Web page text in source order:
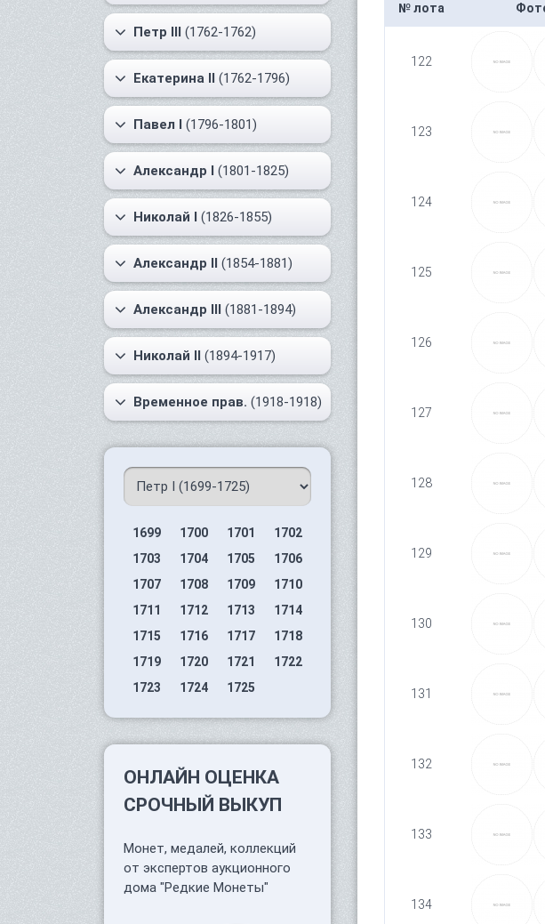
Петр III (1762-1762)
Екатерина II (1762-1796)
Павел I (1796-1801)
Александр I (1801-1825)
Николай I (1826-1855)
Александр II (1854-1881)
Александр III (1881-1894)
Николай II (1894-1917)
Временное прав. (1918-1918)
1699 1700 1701
1702
1703
1704 1705
1706
1707
1708 1709
1710
1711
1712 1713
1714
1715
1716 1717
1718
1719
1720 1721
1722
1723
1724 1725
ОНЛАЙН ОЦЕНКА
СРОЧНЫЙ ВЫКУП
Монет, медалей, коллекций
от экспертов аукционного
дома "Редкие Монеты"
№ лота
122
123
124
125
126
127
128
129
130
131
132
133
134